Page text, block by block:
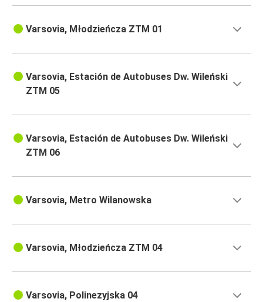
Varsovia, Młodzieńcza ZTM 01
Varsovia, Estación de Autobuses Dw. Wileński
ZTM 05
Varsovia, Estación de Autobuses Dw. Wileński
ZTM 06
Varsovia, Metro Wilanowska
Varsovia, Młodzieńcza ZTM 04
Varsovia, Polinezyjska 04